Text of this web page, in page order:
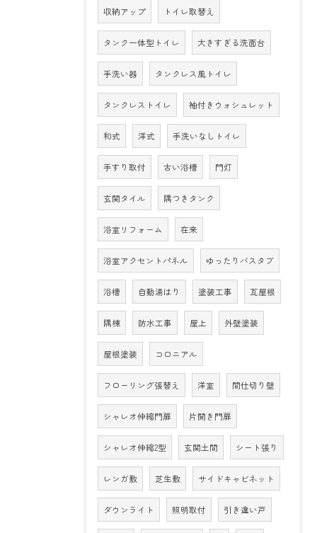
収納アップ トイレ取替え
タンク一体型トイレ 大きすぎる洗面台
手洗い器 タンクレス風トイレ
タンクレストイレ 袖付きウォシュレット
和式 洋式 手洗いなしトイレ
手すり取付 古い浴槽 門灯
玄関タイル 隅つきタンク
浴室リフォーム 在来
浴室アクセントパネル ゆったりバスタブ
浴槽 自動湯はり 塗装工事 瓦屋根
隅棟 防水工事 屋上 外壁塗装
屋根塗装 コロニアル
フローリング張替え 洋室 間仕切り壁
シャレオ伸縮門扉 片開き門扉
シャレオ伸縮2型 玄関土間 シート張り
レンガ敷 芝生敷 サイドキャビネット
ダウンライト 照明取付 引き違い戸